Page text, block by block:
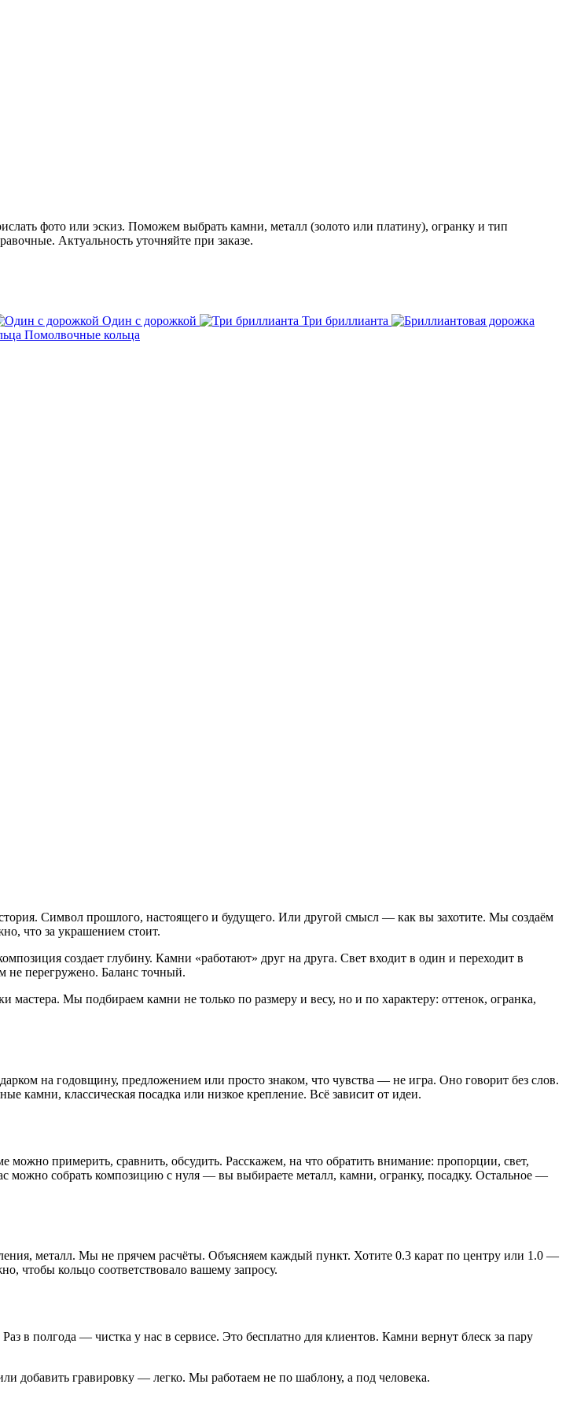
фото или эскиз. Поможем выбрать камни, металл (золото или платину), огранку и тип
Актуальность уточняйте при заказе.
Один с дорожкой
Три бриллианта
Помолвочные кольца
Символ прошлого, настоящего и будущего. Или другой смысл — как вы захотите. Мы создаём
что за украшением стоит.
создает глубину. Камни «работают» друг на друга. Свет входит в один и переходит в
не перегружено. Баланс точный.
Мы подбираем камни не только по размеру и весу, но и по характеру: оттенок, огранка,
на годовщину, предложением или просто знаком, что чувства — не игра. Оно говорит без слов.
камни, классическая посадка или низкое крепление. Всё зависит от идеи.
примерить, сравнить, обсудить. Расскажем, на что обратить внимание: пропорции, свет,
можно собрать композицию с нуля — вы выбираете металл, камни, огранку, посадку. Остальное —
металл. Мы не прячем расчёты. Объясняем каждый пункт. Хотите 0.3 карат по центру или 1.0 —
чтобы кольцо соответствовало вашему запросу.
в полгода — чистка у нас в сервисе. Это бесплатно для клиентов. Камни вернут блеск за пару
добавить гравировку — легко. Мы работаем не по шаблону, а под человека.